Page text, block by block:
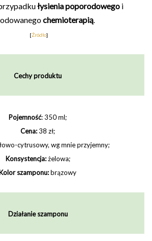
łysienia poporodowegoi
chemioterapią.
[Źródło]
Cechy produktu
Pojemność: 350 ml;
Cena:38 zł;
cytrusowy, wg mnie przyjemny;
Konsystencja:żelowa;
szamponu:brązowy
Działanie szamponu